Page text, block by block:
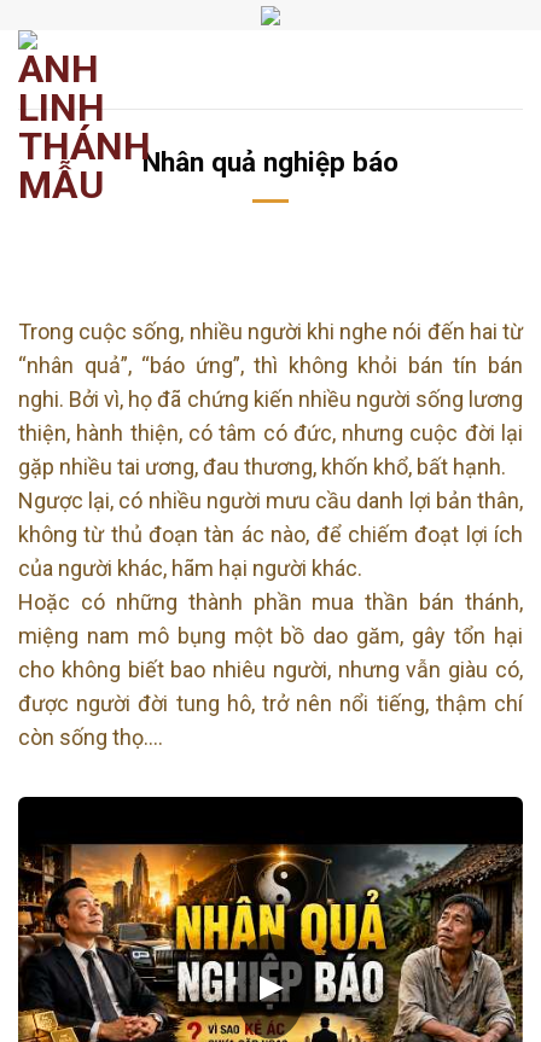
đến
nội
dung
Nhân quả nghiệp báo
Trong cuộc sống, nhiều người khi nghe nói đến hai từ
“nhân quả”, “báo ứng”, thì không khỏi bán tín bán
nghi. Bởi vì, họ đã chứng kiến nhiều người sống lương
thiện, hành thiện, có tâm có đức, nhưng cuộc đời lại
gặp nhiều tai ương, đau thương, khốn khổ, bất hạnh.
Ngược lại, có nhiều người mưu cầu danh lợi bản thân,
không từ thủ đoạn tàn ác nào, để chiếm đoạt lợi ích
của người khác, hãm hại người khác.
Hoặc có những thành phần mua thần bán thánh,
miệng nam mô bụng một bồ dao găm, gây tổn hại
cho không biết bao nhiêu người, nhưng vẫn giàu có,
được người đời tung hô, trở nên nổi tiếng, thậm chí
còn sống thọ….
▶